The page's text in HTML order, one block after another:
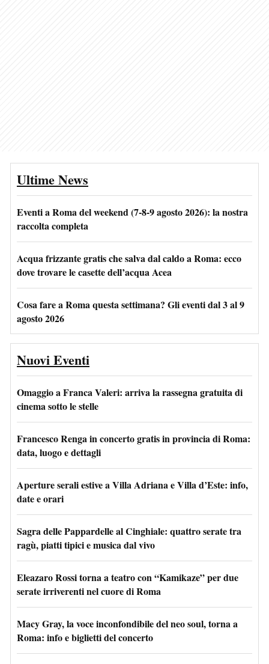
Ultime News
Eventi a Roma del weekend (7-8-9 agosto 2026): la nostra
raccolta completa
Acqua frizzante gratis che salva dal caldo a Roma: ecco
dove trovare le casette dell’acqua Acea
Cosa fare a Roma questa settimana? Gli eventi dal 3 al 9
agosto 2026
Nuovi Eventi
Omaggio a Franca Valeri: arriva la rassegna gratuita di
cinema sotto le stelle
Francesco Renga in concerto gratis in provincia di Roma:
data, luogo e dettagli
Aperture serali estive a Villa Adriana e Villa d’Este: info,
date e orari
Sagra delle Pappardelle al Cinghiale: quattro serate tra
ragù, piatti tipici e musica dal vivo
Eleazaro Rossi torna a teatro con “Kamikaze” per due
serate irriverenti nel cuore di Roma
Macy Gray, la voce inconfondibile del neo soul, torna a
Roma: info e biglietti del concerto